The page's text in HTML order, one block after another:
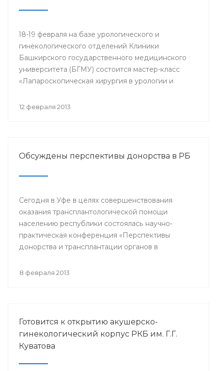
18-19 февраля на базе урологического и
гинекологического отделений Клиники
Башкирского государственного медицинского
университета (БГМУ) состоится мастер-класс
«Лапароскопическая хирургия в урологии и
врачи урологи, хирурги, онкологи республики, а
12 февраля 2013
Обсуждены перспективы донорства в РБ
Сегодня в Уфе в целях совершенствования
оказания трансплантологической помощи
населению республики состоялась научно-
практическая конференция «Перспективы
донорства и трансплантации органов в
8 февраля 2013
Готовится к открытию акушерско-
гинекологический корпус РКБ им. Г.Г.
Куватова